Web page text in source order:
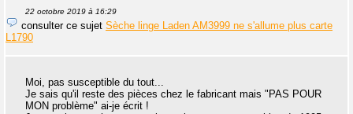
22 octobre 2019 à 16:29
consulter ce sujet Sèche linge Laden AM3999 ne s'allume plus carte
L1790
Moi, pas susceptible du tout...
Je sais qu'il reste des pièces chez le fabricant mais "PAS POUR
MON problème" ai-je écrit !